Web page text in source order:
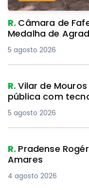
R. Câmara de Fafe
Medalha de
5 agosto 2026
R.Vilar de
pública com
5 agosto 2026
R. Pradense
Amares
4 agosto 2026